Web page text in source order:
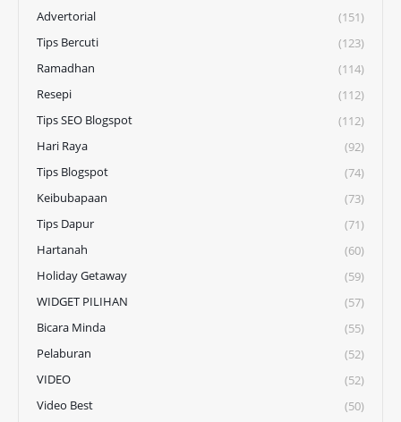
Advertorial
(151)
Tips Bercuti
(123)
Ramadhan
(114)
Resepi
(112)
Tips SEO Blogspot
(112)
Hari Raya
(92)
Tips Blogspot
(74)
Keibubapaan
(73)
Tips Dapur
(71)
Hartanah
(60)
Holiday Getaway
(59)
WIDGET PILIHAN
(57)
Bicara Minda
(55)
Pelaburan
(52)
VIDEO
(52)
Video Best
(50)